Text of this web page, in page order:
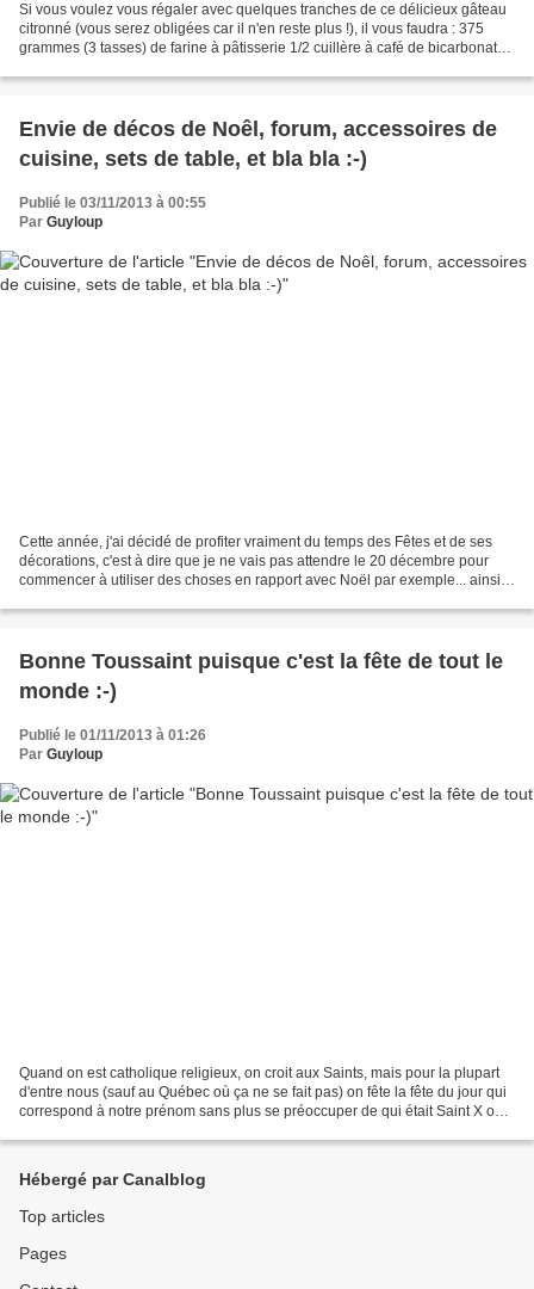
Si vous voulez vous régaler avec quelques tranches de ce délicieux gâteau
citronné (vous serez obligées car il n'en reste plus !), il vous faudra : 375
grammes (3 tasses) de farine à pâtisserie 1/2 cuillère à café de bicarbonate
Envie de décos de Noêl, forum, accessoires de
cuisine, sets de table, et bla bla :-)
Publié le 03/11/2013 à 00:55
Par Guyloup
Cette année, j'ai décidé de profiter vraiment du temps des Fêtes et de ses
décorations, c'est à dire que je ne vais pas attendre le 20 décembre pour
commencer à utiliser des choses en rapport avec Noël par exemple... ainsi,
Bonne Toussaint puisque c'est la fête de tout le
monde :-)
Publié le 01/11/2013 à 01:26
Par Guyloup
Quand on est catholique religieux, on croit aux Saints, mais pour la plupart
d'entre nous (sauf au Québec où ça ne se fait pas) on fête la fête du jour qui
correspond à notre prénom sans plus se préoccuper de qui était Saint X ou
Hébergé par Canalblog
Top articles
Pages